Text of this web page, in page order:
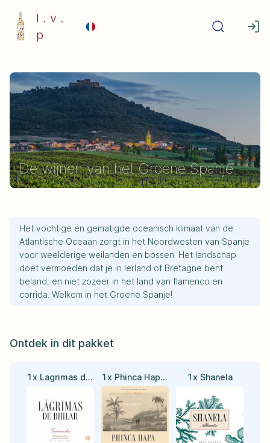
l . v .
p
De wijnen van het Groene Spanje
Het vochtige en gematigde oceanisch klimaat van de
Atlantische Oceaan zorgt in het Noordwesten van Spanje
voor weelderige weilanden en bossen. Het landschap
doet vermoeden dat je in Ierland of Bretagne bent
beland, en niet zozeer in het land van flamenco en
corrida. Welkom in het Groene Spanje!
Ontdek in dit pakket
1x Lagrimas de Bhilar - Blanca 1x Phinca Hapa Tinto 1x Shanela